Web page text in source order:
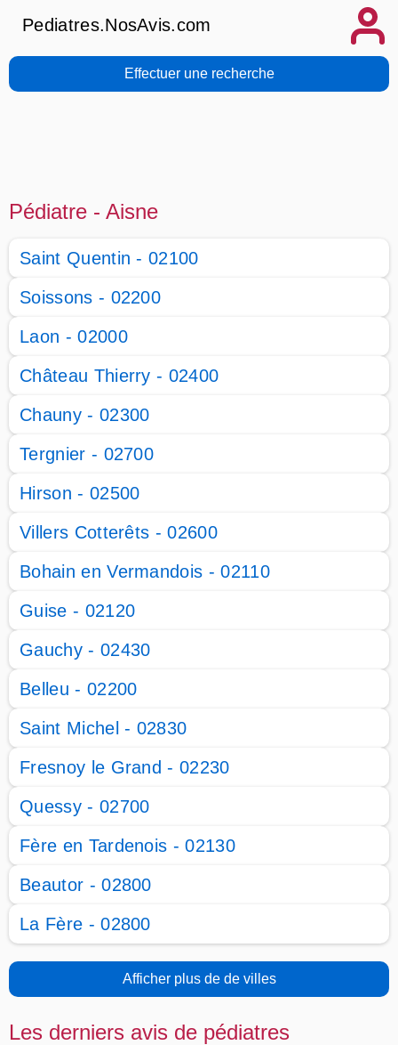
Pediatres.NosAvis.com
Effectuer une recherche
Pédiatre - Aisne
Saint Quentin - 02100
Soissons - 02200
Laon - 02000
Château Thierry - 02400
Chauny - 02300
Tergnier - 02700
Hirson - 02500
Villers Cotterêts - 02600
Bohain en Vermandois - 02110
Guise - 02120
Gauchy - 02430
Belleu - 02200
Saint Michel - 02830
Fresnoy le Grand - 02230
Quessy - 02700
Fère en Tardenois - 02130
Beautor - 02800
La Fère - 02800
Afficher plus de de villes
Les derniers avis de pédiatres